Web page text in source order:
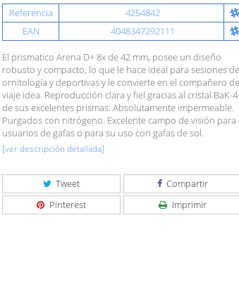
Referencia
4254842
EAN
4048347292111
El prismatico Arena D+ 8x de 42 mm, posee un diseño
robusto y compacto, lo que le hace ideal para sesiones de
ornitología y deportivas y le convierte en el compañero de
viaje idea. Reproducción clara y fiel gracias al cristal BaK-4
de sus excelentes prismas. Absolutamente impermeable.
Purgados con nitrógeno. Excelente campo de visión para
usuarios de gafas o para su uso con gafas de sol.
[ver descripción detallada]
Tweet
Compartir
Pinterest
Imprimir